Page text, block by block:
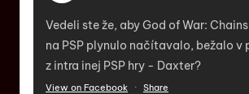
Vedeli ste že, aby God of War:
na PSP plynulo načítavalo, bežalo v
z intra inej PSP hry - Daxter?
View on Facebook · Share